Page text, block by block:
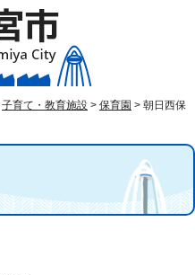
子育て・教育施設 > 保育園 > 朝日西保